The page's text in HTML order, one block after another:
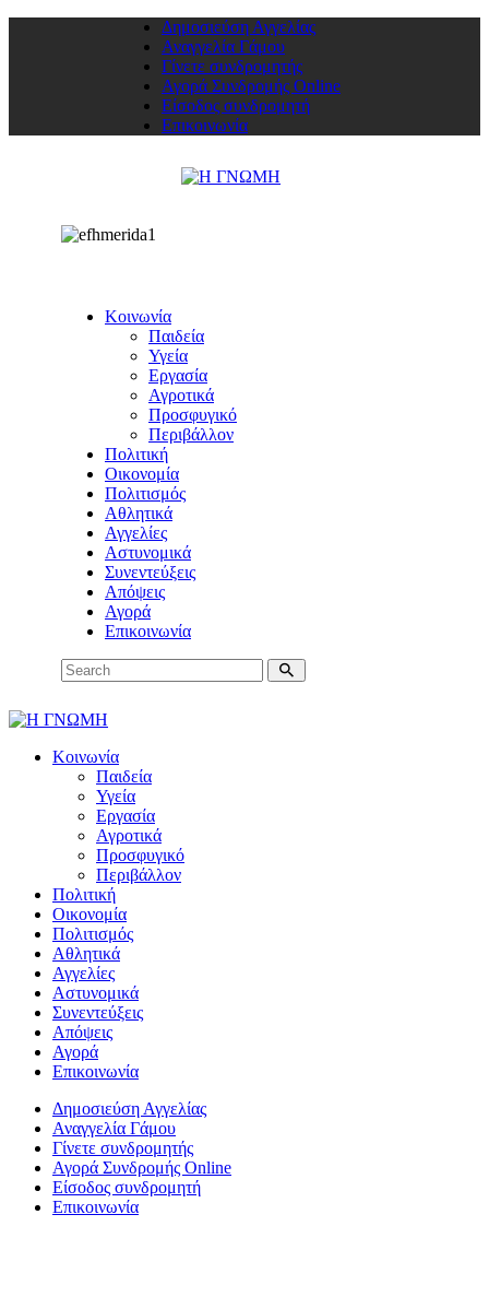
Δημοσιεύση Αγγελίας
Αναγγελία Γάμου
Γίνετε συνδρομητής
Αγορά Συνδρομής Online
Είσοδος συνδρομητή
Επικοινωνία
Κοινωνία
Παιδεία
Υγεία
Εργασία
Αγροτικά
Προσφυγικό
Περιβάλλον
Πολιτική
Οικονομία
Πολιτισμός
Αθλητικά
Αγγελίες
Αστυνομικά
Συνεντεύξεις
Απόψεις
Αγορά
Επικοινωνία
Κοινωνία
Παιδεία
Υγεία
Εργασία
Αγροτικά
Προσφυγικό
Περιβάλλον
Πολιτική
Οικονομία
Πολιτισμός
Αθλητικά
Αγγελίες
Αστυνομικά
Συνεντεύξεις
Απόψεις
Αγορά
Επικοινωνία
Δημοσιεύση Αγγελίας
Αναγγελία Γάμου
Γίνετε συνδρομητής
Αγορά Συνδρομής Online
Είσοδος συνδρομητή
Επικοινωνία